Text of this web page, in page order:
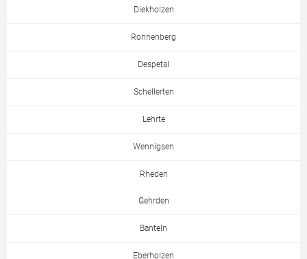
Diekholzen
Ronnenberg
Despetal
Schellerten
Lehrte
Wennigsen
Rheden
Gehrden
Banteln
Eberholzen